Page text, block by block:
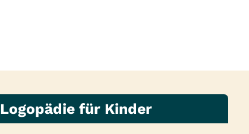
Logopädie für Kinder